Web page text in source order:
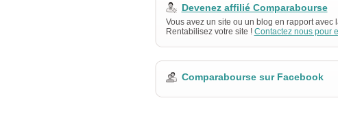
Devenez affilié Comparabourse
Vous avez un site ou un blog en rapport avec
Rentabilisez votre site ! Contactez nous pour
Comparabourse sur Facebook